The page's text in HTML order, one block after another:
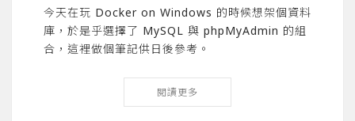
今天在玩 Docker on Windows 的時候想架個資料
庫，於是乎選擇了 MySQL 與 phpMyAdmin 的組
合，這裡做個筆記供日後參考。
閱讀更多